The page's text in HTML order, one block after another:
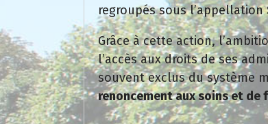
regroupés sous l’appellation
Grâce à cette action,
l’accès aux droits de ses
souvent exclus du système
renoncement aux soins et